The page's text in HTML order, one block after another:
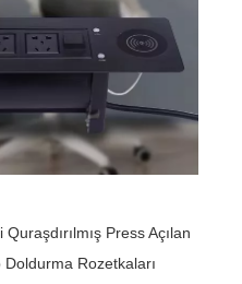
Press Açılan
Doldurma Rozetkaları